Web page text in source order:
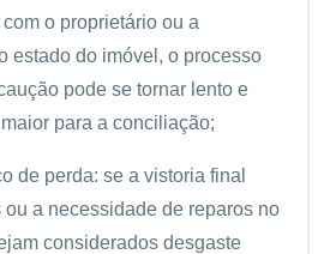
o proprietário ou a
estado do imóvel, o processo
pode se tornar lento e
para a conciliação;
de perda: se a vistoria final
a necessidade de reparos no
considerados desgaste